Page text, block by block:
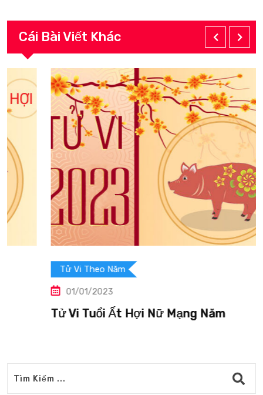
Cái Bài Viết Khác
Tử Vi Theo Năm
01/01/2023
Tử Vi Tuổi Ất Hợi Nữ Mạng Năm